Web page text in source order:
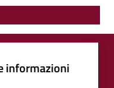
informazioni